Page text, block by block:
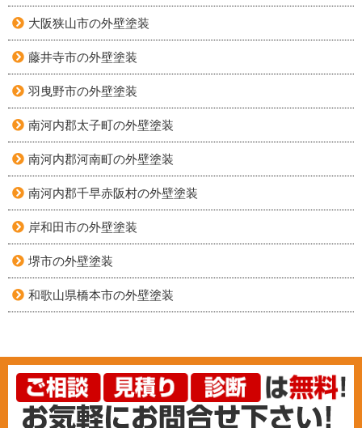
大阪狭山市の外壁塗装
藤井寺市の外壁塗装
羽曳野市の外壁塗装
南河内郡太子町の外壁塗装
南河内郡河南町の外壁塗装
南河内郡千早赤阪村の外壁塗装
岸和田市の外壁塗装
堺市の外壁塗装
和歌山県橋本市の外壁塗装